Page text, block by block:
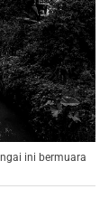
ini bermuara